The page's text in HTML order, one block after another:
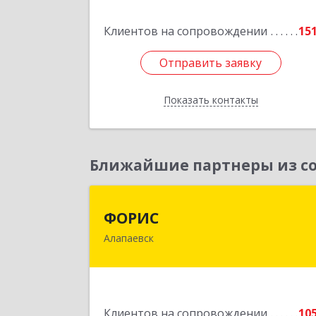
Клиентов на сопровождении 151
Отправить заявку
Показать контакты
Подробнее
Отправить заявку
Назад
Ближайшие партнеры из
ФОРИС
Алапаевск
624601, Свердловская обл, Алапаевск